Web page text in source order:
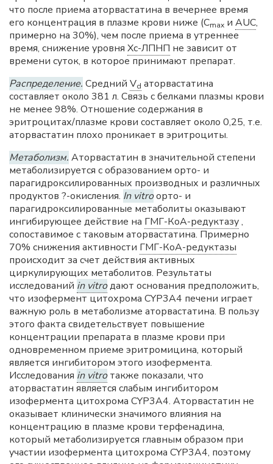
что после приема аторвастатина в вечернее время
его концентрация в плазме крови ниже (Cmax и AUC,
примерно на 30%), чем после приема в утреннее
время, снижение уровня Хс-ЛПНП не зависит от
времени суток, в которое принимают препарат.
Распределение. Средний Vd аторвастатина
составляет около 381 л. Связь с белками плазмы крови
не менее 98%. Отношение содержания в
эритроцитах/плазме крови составляет около 0,25, т.е.
аторвастатин плохо проникает в эритроциты.
Метаболизм. Аторвастатин в значительной степени
метаболизируется с образованием орто- и
парагидроксилированных производных и различных
продуктов ?-окисления. In vitroорто- и
парагидроксилированные метаболиты оказывают
ингибирующее действие на ГМГ-КоА-редуктазу,
сопоставимое с таковым аторвастатина. Примерно
70% снижения активности ГМГ-КоА-редуктазы
происходит за счет действия активных
циркулирующих метаболитов. Результаты
исследований in vitroдают основания предположить,
что изофермент цитохрома CYP3А4 печени играет
важную роль в метаболизме аторвастатина. В пользу
этого факта свидетельствует повышение
концентрации препарата в плазме крови при
одновременном приеме эритромицина, который
является ингибитором этого изофермента.
Исследования in vitroтакже показали, что
аторвастатин является слабым ингибитором
изофермента цитохрома CYP3А4. Аторвастатин не
оказывает клинически значимого влияния на
концентрацию в плазме крови терфенадина,
который метаболизируется главным образом при
участии изофермента цитохрома CYP3А4, поэтому